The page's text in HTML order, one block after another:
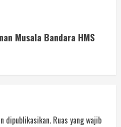
Musala Bandara HMS
dipublikasikan. Ruas yang wajib